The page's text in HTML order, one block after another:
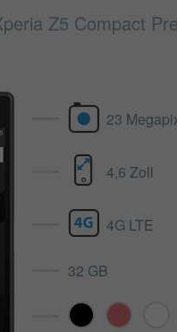
Z5 Compact
23
4,6 Zoll
4G LTE
32 GB